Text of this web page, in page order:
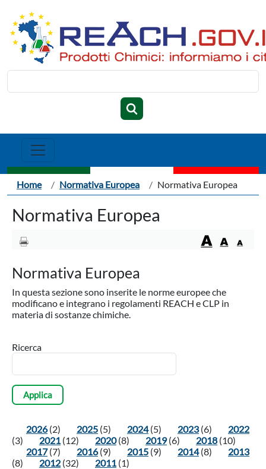
Briciole di pane
Home Normativa Europea Normativa Europea
Normativa Europea
Normativa Europea
In questa sezione sono inserite le norme europee che
modificano e integrano i regolamenti REACH e CLP in
materia di sostanze chimiche.
Ricerca
2026(2) 2025 (5) 2024(5) 2023(6)
2022
(3)
2021 (12) 2020(8) 2019(6) 2018(10)
2017(7) 2016(9) 2015 (9) 2014(8)
2013
(8)
2012 (32) 2011 (1)